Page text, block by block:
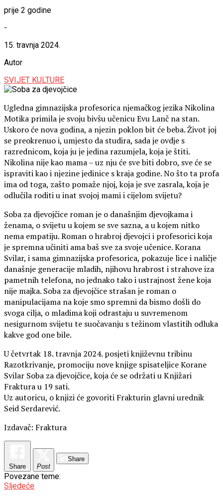
prije 2 godine
-
15. travnja 2024.
Autor
SVIJET KULTURE
Ugledna gimnazijska profesorica njemačkog jezika Nikolina
Motika primila je svoju bivšu učenicu Evu Lanč na stan.
Uskoro će nova godina, a njezin poklon bit će beba. Život joj
se preokrenuo i, umjesto da studira, sada je ovdje s
razrednicom, koja ju je jedina razumjela, koja je štiti.
Nikolina nije kao mama – uz nju će sve biti dobro, sve će se
ispraviti kao i njezine jedinice s kraja godine. No što ta profa
ima od toga, zašto pomaže njoj, koja je sve zasrala, koja je
odlučila roditi u inat svojoj mami i cijelom svijetu?
Soba za djevojčice roman je o današnjim djevojkama i
ženama, o svijetu u kojem se sve sazna, a u kojem nitko
nema empatiju. Roman o hrabroj djevojci i profesorici koja
je spremna učiniti ama baš sve za svoje učenice. Korana
Svilar, i sama gimnazijska profesorica, pokazuje lice i naličje
današnje generacije mladih, nji­hovu hrabrost i strahove iza
pametnih telefona, no jednako tako i ustrajnost žene koja
nije majka. Soba za djevojčice strašan je roman o
manipulacijama na koje smo spremni da bismo došli do
svoga cilja, o mladima koji odrastaju u suvremenom
nesigurnom svijetu te suočavanju s težinom vlastitih odluka
kakve god one bile.
U četvrtak 18. travnja 2024. posjeti književnu tribinu
Razotkrivanje, promociju nove knjige spisateljice Korane
Svilar Soba za djevojčice, koja će se održati u Knjižari
Fraktura u 19 sati.
Uz autoricu, o knjizi će govoriti Frakturin glavni urednik
Seid Serdarević.
Izdavač: Fraktura
Share Post
Share
Povezane teme:
Sljedeće